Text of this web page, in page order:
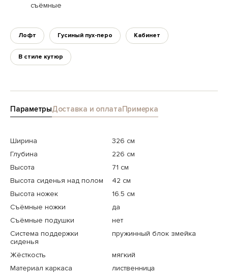
съёмные
Лофт Гусиный пух-перо Кабинет
В стиле кутюр
ПараметрыДоставка и оплатаПримерка
Ширина
326 см
Глубина
226 см
Высота
71 см
Высота сиденья над полом
42 см
Высота ножек
16.5 см
Съёмные ножки
да
Съёмные подушки
нет
Система поддержки
сиденья
пружинный блок змейка
Жёсткость
мягкий
Материал каркаса
лиственница